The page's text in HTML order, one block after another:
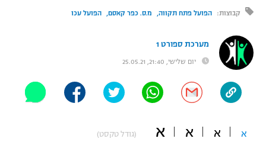
ברחבה
"מעל הליגה" – פודקאסט
"מחצית בשכונה" – פודקאסט
משתתפים וזוכים בפרסים
בני יהודה
ליגה ברזילאית
ליגות נוספות
ספורט אולימפי
UFC
היאבקות WWE
אופניים
ספורט מוטורי
קבוצות: הפועל פתח תקווה מ.ס. כפר קאסם הפועל עכו
מערכת ספורט 1
יום שלישי, 21:40, 25.05.21
א א א א (גודל טקסט)